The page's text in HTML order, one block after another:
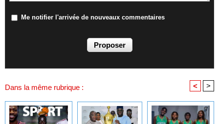
Me notifier l'arrivée de nouveaux commentaires
Dans la même rubrique : < >